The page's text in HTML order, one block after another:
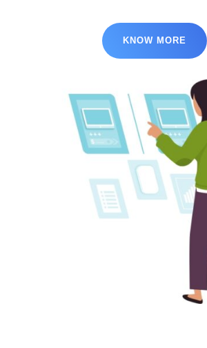
KNOW MORE